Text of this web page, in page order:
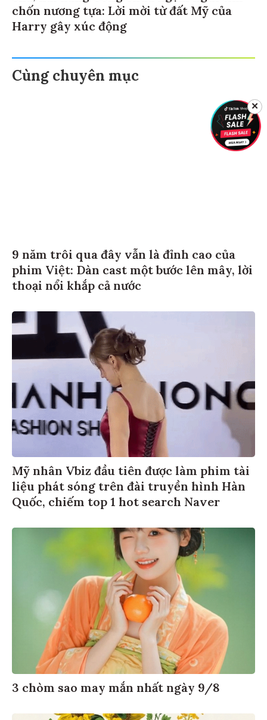
chốn nương tựa: Lời mời từ đất Mỹ của
Harry gây xúc động
Cùng chuyên mục
9 năm trôi qua đây vẫn là đỉnh cao của
phim Việt: Dàn cast một bước lên mây, lời
thoại nổi khắp cả nước
Mỹ nhân Vbiz đầu tiên được làm phim tài
liệu phát sóng trên đài truyền hình Hàn
Quốc, chiếm top 1 hot search Naver
3 chòm sao may mắn nhất ngày 9/8
✕